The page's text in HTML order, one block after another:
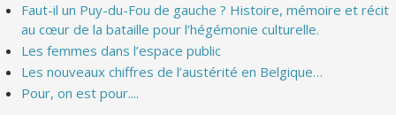
Faut-il un Puy-du-Fou de gauche ? Histoire, mémoire et récit
au cœur de la bataille pour l’hégémonie culturelle.
Les femmes dans l’espace public
Les nouveaux chiffres de l’austérité en Belgique…
Pour, on est pour....